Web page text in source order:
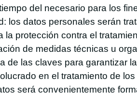
del necesario para los
los datos personales serán
la protección contra el
de medidas técnicas u
de las claves para garantizar
en el tratamiento de
será convenientemente